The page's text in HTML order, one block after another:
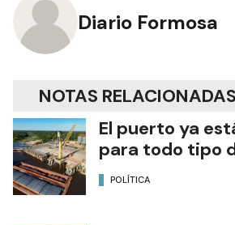
Diario Formosa
NOTAS RELACIONADAS
El puerto ya
para todo tipo
POLÍTICA